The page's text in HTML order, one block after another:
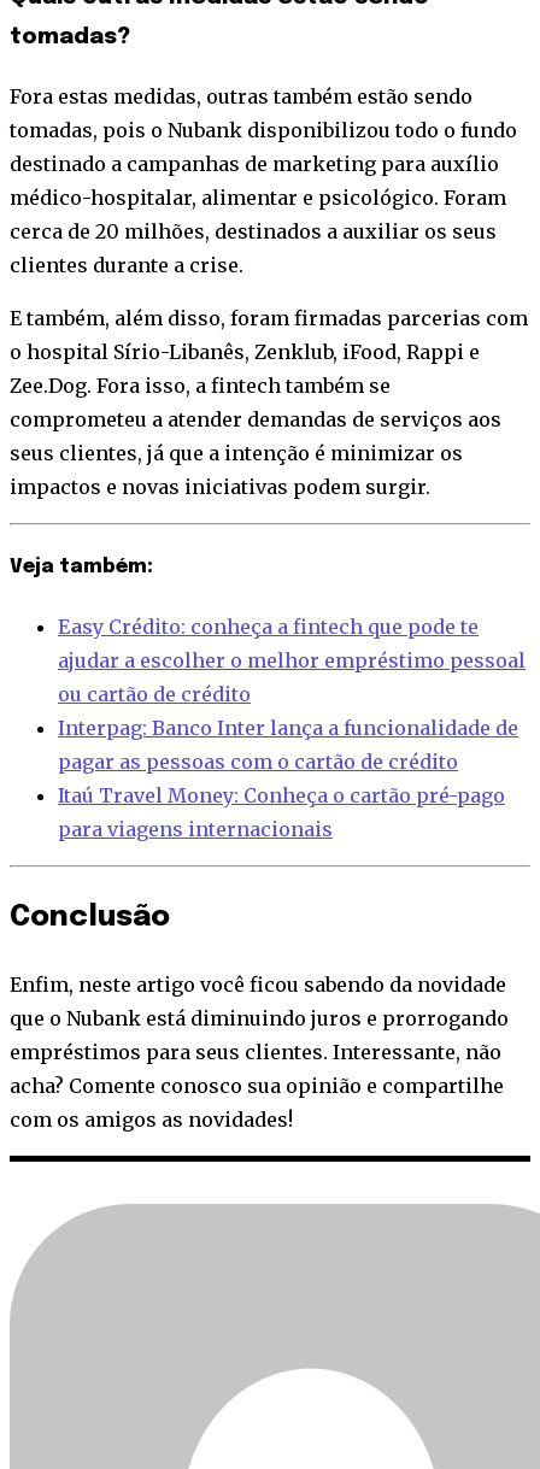
tomadas?
Fora estas medidas, outras também estão sendo
tomadas, pois o Nubank disponibilizou todo o fundo
destinado a campanhas de marketing para auxílio
médico-hospitalar, alimentar e psicológico. Foram
cerca de 20 milhões, destinados a auxiliar os seus
clientes durante a crise.
E também, além disso, foram firmadas parcerias com
o hospital Sírio-Libanês, Zenklub, iFood, Rappi e
Zee.Dog. Fora isso, a fintech também se
comprometeu a atender demandas de serviços aos
seus clientes, já que a intenção é minimizar os
impactos e novas iniciativas podem surgir.
Veja também:
Easy Crédito: conheça a fintech que pode te
ajudar a escolher o melhor empréstimo pessoal
ou cartão de crédito
Interpag: Banco Inter lança a funcionalidade de
pagar as pessoas com o cartão de crédito
Itaú Travel Money: Conheça o cartão pré-pago
para viagens internacionais
Conclusão
Enfim, neste artigo você ficou sabendo da novidade
que o Nubank está diminuindo juros e prorrogando
empréstimos para seus clientes. Interessante, não
acha? Comente conosco sua opinião e compartilhe
com os amigos as novidades!